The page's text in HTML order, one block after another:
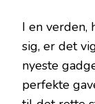
I en verden,
sig, er det
nyeste
perfekte